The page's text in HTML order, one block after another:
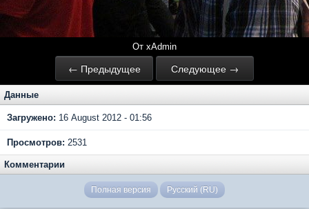
От xAdmin
← Предыдущее Следующее →
Данные
Загружено: 16 August 2012 - 01:56
Просмотров: 2531
Комментарии
Полная версия Русский (RU)